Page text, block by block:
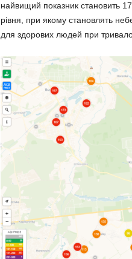
найвищий показник становить
рівня, при якому становлять
для здорових людей при